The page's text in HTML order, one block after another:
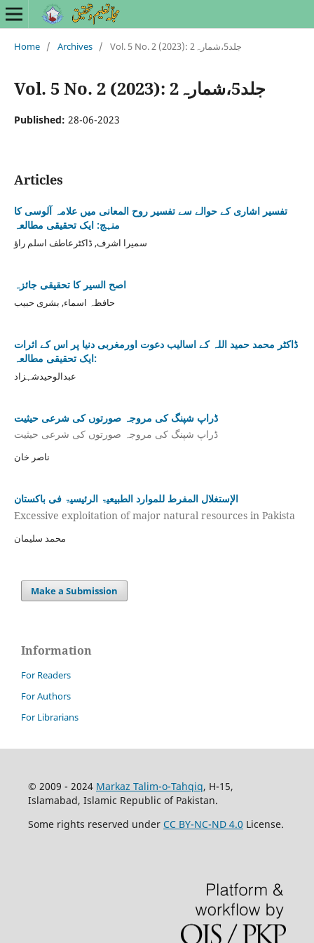
Home / Archives / Vol. 5 No. 2 (2023): جلد5،شمارہ2
Vol. 5 No. 2 (2023): جلد5،شمارہ2
Published: 28-06-2023
Articles
تفسیر اشاری کے حوالے سے تفسیر روح المعانی میں علامہ آلوسی کا
منہج: ایک تحقیقی مطالعہ
سمیرا اشرف, ڈاکٹرعاطف اسلم راؤ
اصح السیر کا تحقیقی جائزہ
حافظہ اسماء, بشری حبیب
ڈاکٹر محمد حمید اللہ کے اسالیب دعوت اورمغربی دنیا پر اس کے اثرات
:ایک تحقیقی مطالعہ
عبدالوحیدشہزاد
ڈراپ شپنگ کی مروجہ صورتوں کی شرعی حیثیت
ڈراپ شپنگ کی مروجہ صورتوں کی شرعی حیثیت
ناصر خان
الإستغلال المفرط للموارد الطبیعیۃ الرئیسیۃ فی باکستان
Excessive exploitation of major natural resources in Pakista
محمد سلیمان
Make a Submission
Information
For Readers
For Authors
For Librarians
© 2009 - 2024 Markaz Talim-o-Tahqiq, H-15,
Islamabad, Islamic Republic of Pakistan.
Some rights reserved under CC BY-NC-ND 4.0 License.